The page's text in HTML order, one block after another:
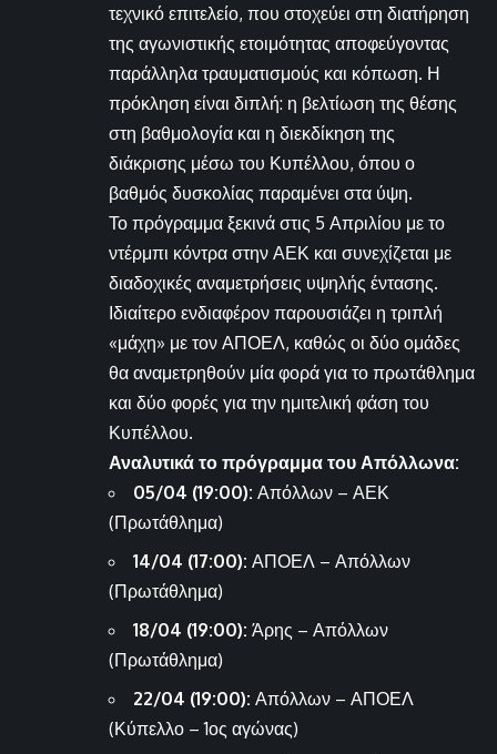
τεχνικό επιτελείο, που στοχεύει στη διατήρηση
της αγωνιστικής ετοιμότητας αποφεύγοντας
παράλληλα τραυματισμούς και κόπωση. Η
πρόκληση είναι διπλή: η βελτίωση της θέσης
στη βαθμολογία και η διεκδίκηση της
διάκρισης μέσω του Κυπέλλου, όπου ο
βαθμός δυσκολίας παραμένει στα ύψη.
Το πρόγραμμα ξεκινά στις 5 Απριλίου με το
ντέρμπι κόντρα στην ΑΕΚ και συνεχίζεται με
διαδοχικές αναμετρήσεις υψηλής έντασης.
Ιδιαίτερο ενδιαφέρον παρουσιάζει η τριπλή
«μάχη» με τον ΑΠΟΕΛ, καθώς οι δύο ομάδες
θα αναμετρηθούν μία φορά για το πρωτάθλημα
και δύο φορές για την ημιτελική φάση του
Κυπέλλου.
Αναλυτικά το πρόγραμμα του Απόλλωνα:
05/04 (19:00): Απόλλων – ΑΕΚ
(Πρωτάθλημα)
14/04 (17:00): ΑΠΟΕΛ – Απόλλων
(Πρωτάθλημα)
18/04 (19:00): Άρης – Απόλλων
(Πρωτάθλημα)
22/04 (19:00): Απόλλων – ΑΠΟΕΛ
(Κύπελλο – 1ος αγώνας)